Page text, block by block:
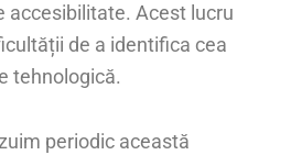
accesibilitate. Acest lucru
de a identifica cea
tehnologică.
periodic această